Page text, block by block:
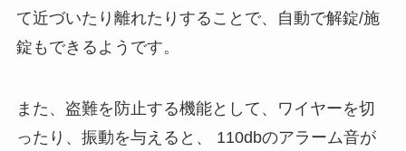
て近づいたり離れたりすることで、自動で解錠/施
錠もできるようです。
また、盗難を防止する機能として、ワイヤーを切
ったり、振動を与えると、 110dbのアラーム音が